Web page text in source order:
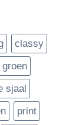
classy
groen
sjaal
print